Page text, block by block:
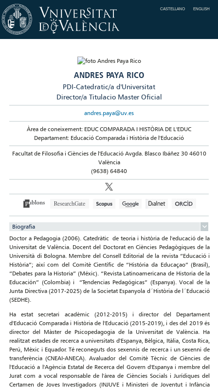
CASTELLANO ENGLISH
ANDRES PAYA RICO
PDI-Catedratic/a d'Universitat
Director/a Titulacio Master Oficial
andres.paya@uv.es
Àrea de coneixement: EDUC COMPARADA I HISTÒRIA DE L'EDUC
Departament: Educació Comparada i Història de l'Educació
Facultat de Filosofia i Ciències de l'Educació Avgda. Blasco Ibáñez 30 46010
València
(9638) 64840
Biografia
Doctor a Pedagogia (2006). Catedràtic de teoria i història de l'educació de la
Universitat de València. Docent del Doctorat en Ciències Pedagògiques de la
Università di Bologna. Membre del Consell Editorial de la revista “Educació i
Història”; així com del Comitè Científic de “História da Educaçao” (Brasil),
“Debates para la Historia” (Méxic). “Revista Latinoamericana de Historia de la
Educación” (Colombia) i “Tendencias Pedagógicas” (Espanya). Vocal de la
Junta Directiva (2017-2025) de la Societat Espanyola d´Història de l´Educació
(SEDHE).
Ha estat secretari acadèmic (2012-2015) i director del Departament
d'Educació Comparada i Història de l'Educació (2015-2019), i des del 2019 és
director del Màster de Psicopedagogia de la Universitat de València. Ha
realitzat estades de recerca a universitats d'Espanya, Bèlgica, Itàlia, Costa Rica,
Perú, Mèxic i Equador. Té reconeguts dos sexennis de recerca i un sexenni de
transferència (CNEAI-ANECA). Avaluador del Comitè Tècnic de Ciències de
l'Educació a l'Agència Estatal de Recerca del Govern d'Espanya i membre del
Jurat com a vocal responsable de l'àrea de Ciències Socials i Jurídiques del
Certamen de Joves Investigadors (INJUVE i Ministeri de Joventut i Infància